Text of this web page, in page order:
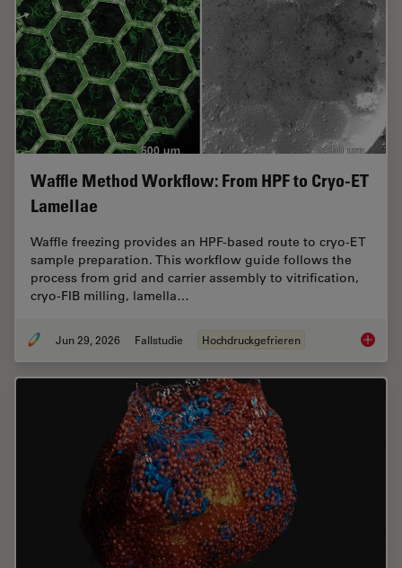
Waffle Method Workflow: From HPF to Cryo-ET
Lamellae
Waffle freezing provides an HPF-based route to cryo-ET
sample preparation. This workflow guide follows the
process from grid and carrier assembly to vitrification,
cryo-FIB milling, lamella…
Jun 29, 2026 Fallstudie Hochdruckgefrieren Waffle